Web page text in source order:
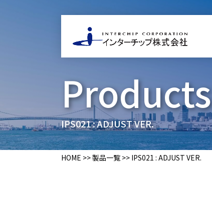
Products
IPS021 : ADJUST VER.
HOME >>製品一覧 >> IPS021 : ADJUST VER.